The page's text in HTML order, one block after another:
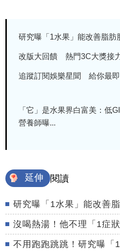
研究曝「1水果」能改善脂肪
改版大回饋 熱門3C大獎接
追蹤訂閱娛樂星聞 給你最
「它」是水果界白富美：低
營養師曝...
延伸 閱讀
研究曝「1水果」能改善
沒喝熱湯！他不理「1症
不用跑跑跳跳！研究曝「